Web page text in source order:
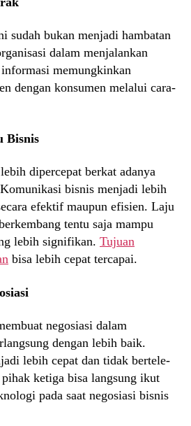
sudah bukan menjadi hambatan
dalam menjalankan
memungkinkan
dengan konsumen melalui cara-
Bisnis
dipercepat berkat adanya
bisnis menjadi lebih
efektif maupun efisien. Laju
tentu saja mampu
lebih signifikan. Tujuan
bisa lebih cepat tercapai.
negosiasi dalam
dengan lebih baik.
lebih cepat dan tidak bertele-
ketiga bisa langsung ikut
pada saat negosiasi bisnis